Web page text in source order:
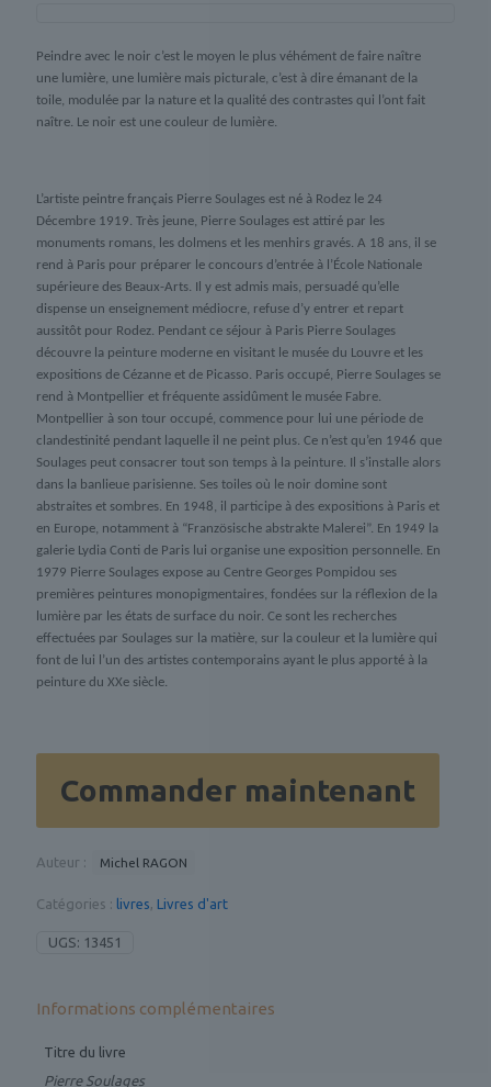
Peindre avec le noir c’est le moyen le plus véhément de faire naître
une lumière, une lumière mais picturale, c’est à dire émanant de la
toile, modulée par la nature et la qualité des contrastes qui l’ont fait
naître. Le noir est une couleur de lumière.
L’artiste peintre français Pierre Soulages est né à Rodez le 24
Décembre 1919. Très jeune, Pierre Soulages est attiré par les
monuments romans, les dolmens et les menhirs gravés. A 18 ans, il se
rend à Paris pour préparer le concours d’entrée à l’École Nationale
supérieure des Beaux-Arts. Il y est admis mais, persuadé qu’elle
dispense un enseignement médiocre, refuse d’y entrer et repart
aussitôt pour Rodez. Pendant ce séjour à Paris Pierre Soulages
découvre la peinture moderne en visitant le musée du Louvre et les
expositions de Cézanne et de Picasso. Paris occupé, Pierre Soulages se
rend à Montpellier et fréquente assidûment le musée Fabre.
Montpellier à son tour occupé, commence pour lui une période de
clandestinité pendant laquelle il ne peint plus. Ce n’est qu’en 1946 que
Soulages peut consacrer tout son temps à la peinture. Il s’installe alors
dans la banlieue parisienne. Ses toiles où le noir domine sont
abstraites et sombres. En 1948, il participe à des expositions à Paris et
en Europe, notamment à “Französische abstrakte Malerei”. En 1949 la
galerie Lydia Conti de Paris lui organise une exposition personnelle. En
1979 Pierre Soulages expose au Centre Georges Pompidou ses
premières peintures monopigmentaires, fondées sur la réflexion de la
lumière par les états de surface du noir. Ce sont les recherches
effectuées par Soulages sur la matière, sur la couleur et la lumière qui
font de lui l’un des artistes contemporains ayant le plus apporté à la
peinture du XXe siècle.
Commander maintenant
Auteur : Michel RAGON
Catégories : livres Livres d'art
UGS: 13451
Informations complémentaires
Titre du livre
Pierre Soulages